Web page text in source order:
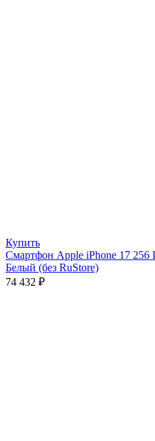
Купить
Смартфон Apple iPhone 17 256
Белый (без RuStore)
74 432 ₽